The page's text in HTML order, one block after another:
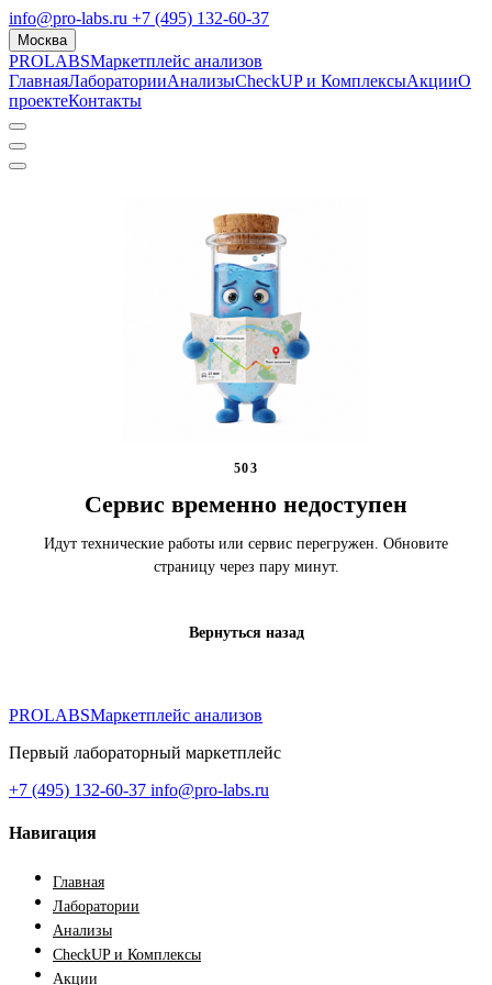
info@pro-labs.ru +7 (495) 132-60-37
Москва
PROLABSМаркетплейс анализов
ГлавнаяЛабораторииАнализыCheckUP и КомплексыАкцииО
проектеКонтакты
503
Сервис временно недоступен
Идут технические работы или сервис перегружен. Обновите
страницу через пару минут.
Вернуться назад
PROLABSМаркетплейс анализов
Первый лабораторный маркетплейс
+7 (495) 132-60-37 info@pro-labs.ru
Навигация
Главная
Лаборатории
Анализы
CheckUP и Комплексы
Акции